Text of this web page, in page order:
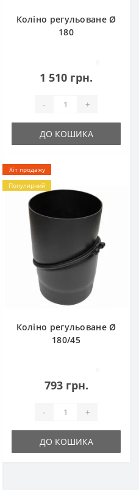
Коліно регульоване Ø
180
1 510 грн.
- +
ДО КОШИКА
Хіт продажу
Популярний
Коліно регульоване Ø
180/45
793 грн.
- +
ДО КОШИКА